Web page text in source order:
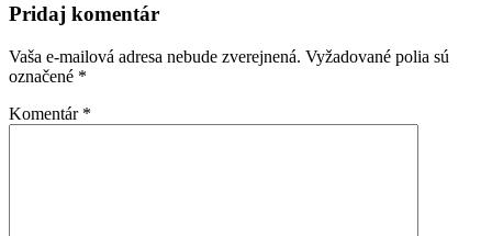
Pridaj komentár
Vaša e-mailová adresa nebude zverejnená. Vyžadované polia sú
označené *
Komentár *